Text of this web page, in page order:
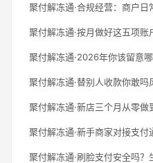
聚付解冻通·合规经营：商户
聚付解冻通·按月做好这五项账
聚付解冻通·2026年你该留意
聚付解冻通·替别人收款你敢吗
聚付解冻通·新店三个月从零做
聚付解冻通·新手商家对接支付
聚付解冻通·刷脸支付安全吗